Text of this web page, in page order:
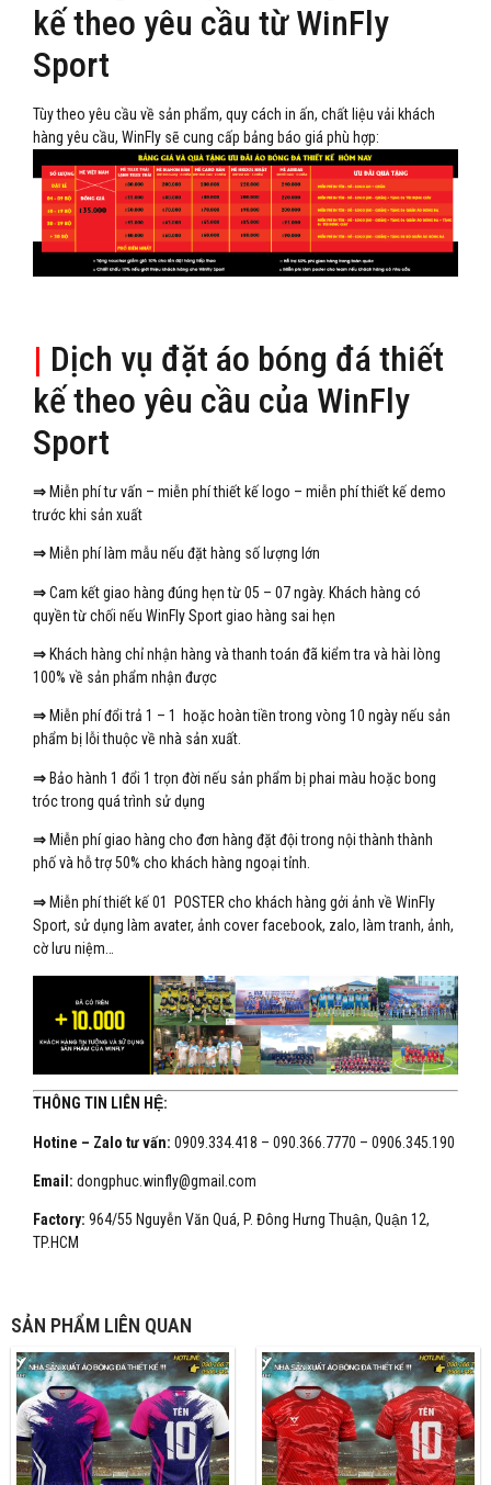
kế theo yêu cầu từ WinFly
Sport
Tùy theo yêu cầu về sản phẩm, quy cách in ấn, chất liệu vải khách
hàng yêu cầu, WinFly sẽ cung cấp bảng báo giá phù hợp:
| Dịch vụ đặt áo bóng đá thiết
kế theo yêu cầu của WinFly
Sport
⇒ Miễn phí tư vấn – miễn phí thiết kế logo – miễn phí thiết kế demo
trước khi sản xuất
⇒ Miễn phí làm mẫu nếu đặt hàng số lượng lớn
⇒Cam kết giao hàng đúng hẹn từ 05 – 07 ngày. Khách hàng có
quyền từ chối nếu WinFly Sport giao hàng sai hẹn
⇒ Khách hàng chỉ nhận hàng và thanh toán đã kiểm tra và hài lòng
100% về sản phẩm nhận được
⇒ Miễn phí đổi trả 1 – 1 hoặc hoàn tiền trong vòng 10 ngày nếu sản
phẩm bị lỗi thuộc về nhà sản xuất.
⇒ Bảo hành 1 đổi 1 trọn đời nếu sản phẩm bị phai màu hoặc bong
tróc trong quá trình sử dụng
⇒ Miễn phí giao hàng cho đơn hàng đặt đội trong nội thành thành
phố và hỗ trợ 50% cho khách hàng ngoại tỉnh.
⇒ Miễn phí thiết kế 01 POSTER cho khách hàng gởi ảnh về WinFly
Sport, sử dụng làm avater, ảnh cover facebook, zalo, làm tranh, ảnh,
cờ lưu niệm…
THÔNG TIN LIÊN HỆ:
Hotine – Zalo tư vấn: 0909.334.418 – 090.366.7770 – 0906.345.190
Email: dongphuc.winfly@gmail.com
Factory: 964/55 Nguyễn Văn Quá, P. Đông Hưng Thuận, Quận 12,
TP.HCM
SẢN PHẨM LIÊN QUAN